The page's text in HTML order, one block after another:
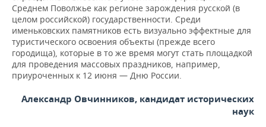
Среднем Поволжье как регионе зарождения русской (в
целом российской) государственности. Среди
именьковских памятников есть визуально эффектные для
туристического освоения объекты (прежде всего
городища), которые в то же время могут стать площадкой
для проведения массовых праздников, например,
приуроченных к 12 июня — Дню России.
Александр Овчинников, кандидат исторических
наук